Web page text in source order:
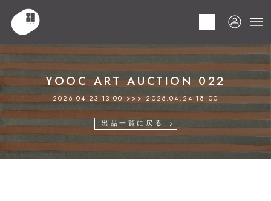
HOME
YOOC ART AUCTION 022
2026.04.23 13:00 >>> 2026.04.24 18:00
出品一覧に戻る